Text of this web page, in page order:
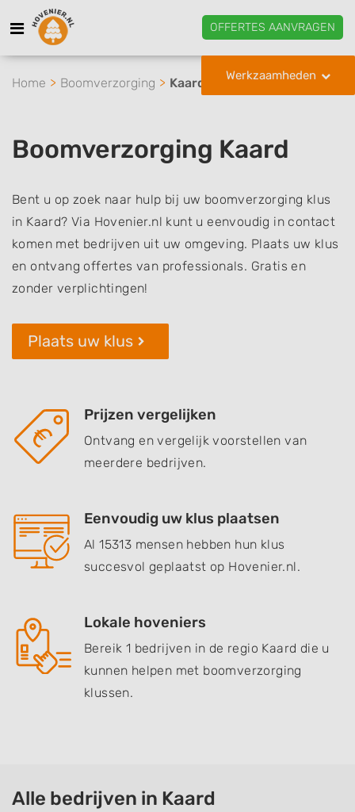
OFFERTES AANVRAGEN
Werkzaamheden
Home Boomverzorging Kaard
Boomverzorging Kaard
Bent u op zoek naar hulp bij uw boomverzorging klus
in Kaard? Via Hovenier.nl kunt u eenvoudig in contact
komen met bedrijven uit uw omgeving. Plaats uw klus
en ontvang offertes van professionals. Gratis en
zonder verplichtingen!
Plaats uw klus
Prijzen vergelijken
Ontvang en vergelijk voorstellen van
meerdere bedrijven.
Eenvoudig uw klus plaatsen
Al 15313 mensen hebben hun klus
succesvol geplaatst op Hovenier.nl.
Lokale hoveniers
Bereik 1 bedrijven in de regio Kaard die u
kunnen helpen met boomverzorging
klussen.
Alle bedrijven in Kaard